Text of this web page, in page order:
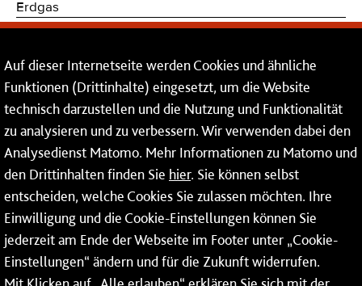
Erdgas
Kommunikations- und Sicherheitstechnik
Service
Mainzer Netze GmbH
Rheinallee 41
55118 Mainz
Auf dieser Internetseite werden Cookies und ähnliche
Funktionen (Drittinhalte) eingesetzt, um die Website
technisch darzustellen und die Nutzung und Funktionalität
zu analysieren und zu verbessern. Wir verwenden dabei den
Analysedienst Matomo. Mehr Informationen zu Matomo und
den Drittinhalten finden Sie hier. Sie können selbst
entscheiden, welche Cookies Sie zulassen möchten. Ihre
Einwilligung und die Cookie-Einstellungen können Sie
jederzeit am Ende der Webseite im Footer unter „Cookie-
Einstellungen“ ändern und für die Zukunft widerrufen.